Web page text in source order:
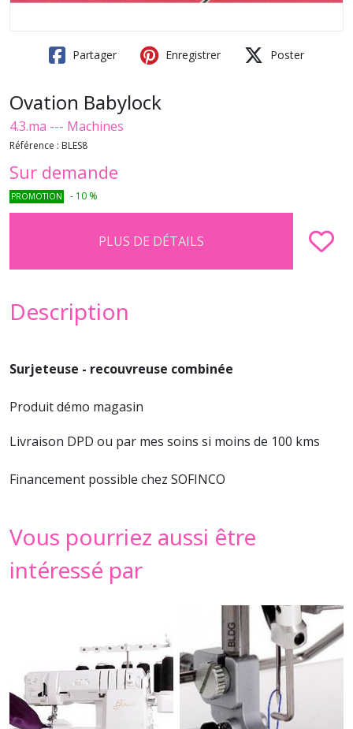
Partager Enregistrer Poster
Ovation Babylock
4.3.ma --- Machines
Référence : BLES8
Sur demande
PROMOTION - 10 %
PLUS DE DÉTAILS
Description
Surjeteuse - recouvreuse combinée
Produit démo magasin
Livraison DPD ou par mes soins si moins de 100 kms
Financement possible chez SOFINCO
Vous pourriez aussi être
intéressé par